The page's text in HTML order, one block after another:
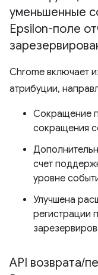
уменьшенные
Epsilon-поле
Chrome включает
атрибуции,
Сокращение
сокращения
счет
уровне
Улучшена
регистрации
API возврата/